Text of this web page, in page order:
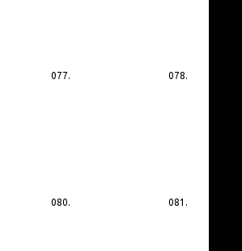
077. 078.
080. 081.